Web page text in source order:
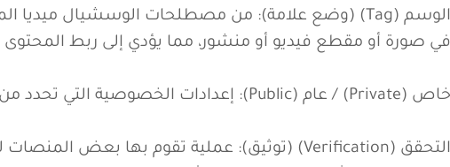
تويتر أو فيسبوك.
في صورة أو مقطع فيديو أو منشور، مما يؤدي إلى ربط
خاص (Private) / عام (Public): إعدادات الخصوصية التي تحدد من يمكنه رؤية منشوراتك أو ملفك الشخصي.